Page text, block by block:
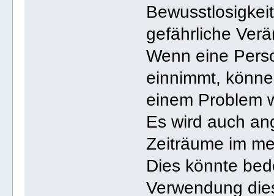
gefährliche
Wenn eine
einnimmt,
einem Problem
Es wird auch
Zeiträume im
Dies könnte
Verwendung